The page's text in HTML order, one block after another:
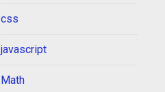
css
javascript
Math